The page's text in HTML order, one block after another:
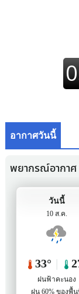
อากาศวันนี้